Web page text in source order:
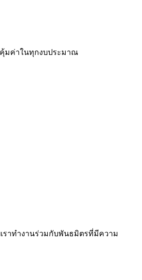
คุ้มค่าในทุกงบประมาณ
ราทำงานร่วมกับพันธมิตรที่มีความ